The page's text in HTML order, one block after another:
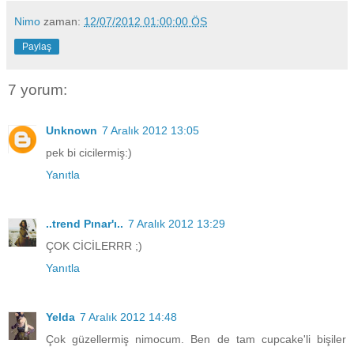
Nimo zaman: 12/07/2012 01:00:00 ÖS
Paylaş
7 yorum:
Unknown 7 Aralık 2012 13:05
pek bi cicilermiş:)
Yanıtla
..trend Pınar'ı.. 7 Aralık 2012 13:29
ÇOK CİCİLERRR ;)
Yanıtla
Yelda 7 Aralık 2012 14:48
Çok güzellermiş nimocum. Ben de tam cupcake'li bişiler